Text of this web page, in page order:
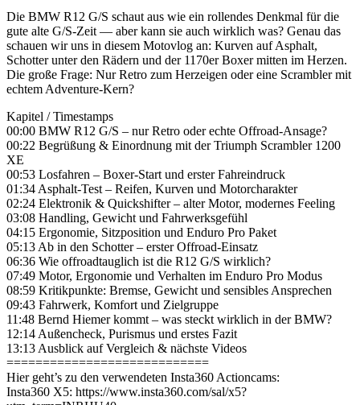
Die BMW R12 G/S schaut aus wie ein rollendes Denkmal für die
gute alte G/S-Zeit — aber kann sie auch wirklich was? Genau das
schauen wir uns in diesem Motovlog an: Kurven auf Asphalt,
Schotter unter den Rädern und der 1170er Boxer mitten im Herzen.
Die große Frage: Nur Retro zum Herzeigen oder eine Scrambler mit
echtem Adventure-Kern?
Kapitel / Timestamps
00:00 BMW R12 G/S – nur Retro oder echte Offroad-Ansage?
00:22 Begrüßung & Einordnung mit der Triumph Scrambler 1200
XE
00:53 Losfahren – Boxer-Start und erster Fahreindruck
01:34 Asphalt-Test – Reifen, Kurven und Motorcharakter
02:24 Elektronik & Quickshifter – alter Motor, modernes Feeling
03:08 Handling, Gewicht und Fahrwerksgefühl
04:15 Ergonomie, Sitzposition und Enduro Pro Paket
05:13 Ab in den Schotter – erster Offroad-Einsatz
06:36 Wie offroadtauglich ist die R12 G/S wirklich?
07:49 Motor, Ergonomie und Verhalten im Enduro Pro Modus
08:59 Kritikpunkte: Bremse, Gewicht und sensibles Ansprechen
09:43 Fahrwerk, Komfort und Zielgruppe
11:48 Bernd Hiemer kommt – was steckt wirklich in der BMW?
12:14 Außencheck, Purismus und erstes Fazit
13:13 Ausblick auf Vergleich & nächste Videos
============================
Hier geht’s zu den verwendeten Insta360 Actioncams:
Insta360 X5: https://www.insta360.com/sal/x5?